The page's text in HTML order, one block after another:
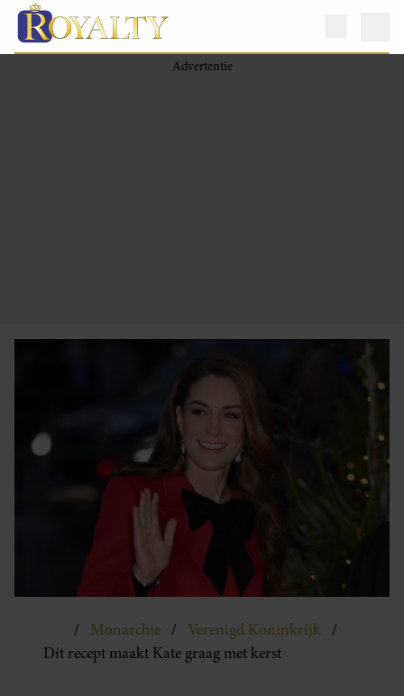
Monarchie
Verenigd Koninkrijk
Dít recept maakt Kate graag met kerst